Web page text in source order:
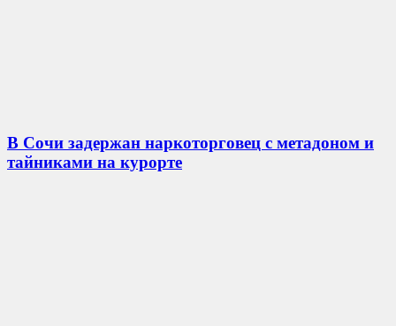
В Сочи задержан наркоторговец с метадоном и
тайниками на курорте